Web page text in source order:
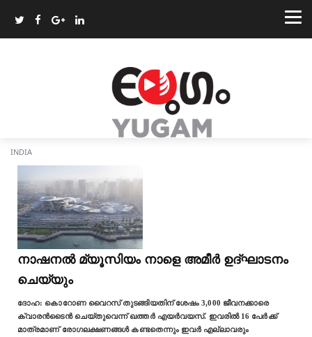
INDIA
നാഷനല്‍ മ്യൂസിയം നാളെ അമീര്‍ ഉദ്ഘാടനം
ചെയ്യും
ദോഹ: കൊറോണ വൈറസ്‌ തുടങ്ങിയതിന് ശേഷം 3,000 ജീവനക്കാരെ
ക്വാരന്‍ടൈന്‍ ചെയ്തുവെന്ന് ഖത്തര്‍ എയര്‍വയസ്. ഇവരില്‍ 16 പേര്‍ക്ക്
മാത്രമാണ് രോഗലക്ഷണങ്ങള്‍ കണ്ടതെന്നും ഇവര്‍ എല്ലാവരും